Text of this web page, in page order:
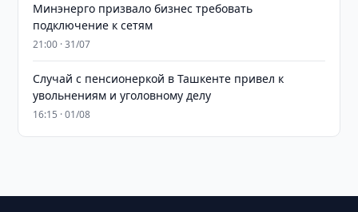
Минэнерго призвало бизнес требовать
подключение к сетям
21:00 · 31/07
Случай с пенсионеркой в Ташкенте привел к
увольнениям и уголовному делу
16:15 · 01/08